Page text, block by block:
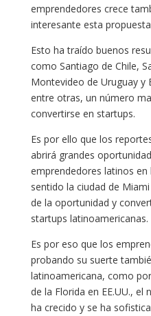
emprendedores crece
interesante esta
Esto ha traído buenos
como Santiago de Chile,
Montevideo de Uruguay y
entre otras, un número
convertirse en startups.
Es por ello que los
abrirá grandes
emprendedores latinos
sentido la ciudad de
de la oportunidad y
startups latinoamericanas.
Es por eso que los
probando su suerte
latinoamericana, como
de la Florida en EE.UU.,
ha crecido y se ha